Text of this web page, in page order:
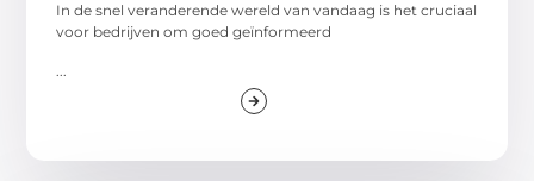
In de snel veranderende wereld van vandaag is het cruciaal
voor bedrijven om goed geïnformeerd